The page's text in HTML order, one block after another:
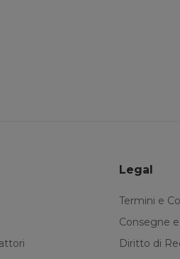
Legal
Termini e
Consegne
Diritto di